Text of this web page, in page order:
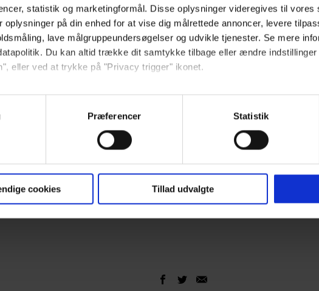
statistik og marketingformål. Disse oplysninger videregives til vores
oplysninger på din enhed for at vise dig målrettede annoncer, levere
lave målgruppeundersøgelser og udvikle tjenester. Se mere
Du kan altid trække dit samtykke tilbage eller ændre indstillinger
eller ved at trykke på "Privacy trigger" ikonet.
på hele websitet.
til at indsamle og bruge data for at kunne levere og finansiere
vi kan optimere vores reklametiltag på sociale medier og til at vise dig
Præferencer Statistik
cookies Tillad udvalgte